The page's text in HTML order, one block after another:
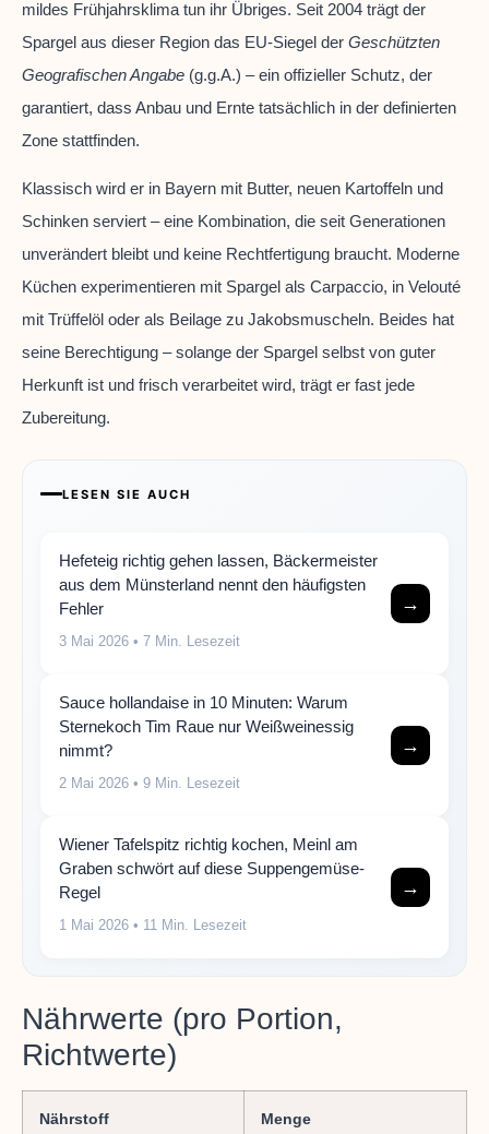
mildes Frühjahrsklima tun ihr Übriges. Seit 2004 trägt der
Spargel aus dieser Region das EU-Siegel der Geschützten
Geografischen Angabe (g.g.A.) – ein offizieller Schutz, der
garantiert, dass Anbau und Ernte tatsächlich in der definierten
Zone stattfinden.
Klassisch wird er in Bayern mit Butter, neuen Kartoffeln und
Schinken serviert – eine Kombination, die seit Generationen
unverändert bleibt und keine Rechtfertigung braucht. Moderne
Küchen experimentieren mit Spargel als Carpaccio, in Velouté
mit Trüffelöl oder als Beilage zu Jakobsmuscheln. Beides hat
seine Berechtigung – solange der Spargel selbst von guter
Herkunft ist und frisch verarbeitet wird, trägt er fast jede
Zubereitung.
LESEN SIE AUCH
Hefeteig richtig gehen lassen, Bäckermeister
aus dem Münsterland nennt den häufigsten
Fehler
3 Mai 2026 • 7 Min. Lesezeit
→
Sauce hollandaise in 10 Minuten: Warum
Sternekoch Tim Raue nur Weißweinessig
nimmt?
2 Mai 2026 • 9 Min. Lesezeit
→
Wiener Tafelspitz richtig kochen, Meinl am
Graben schwört auf diese Suppengemüse-
Regel
1 Mai 2026 • 11 Min. Lesezeit
→
Nährwerte (pro Portion,
Richtwerte)
Nährstoff Menge